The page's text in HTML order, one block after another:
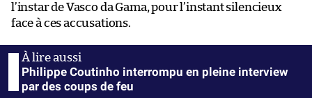
l’instar de Vasco da Gama, pour l’instant silencieux
face à ces accusations.
Philippe Coutinho interrompu en pleine interview
par des coups de feu